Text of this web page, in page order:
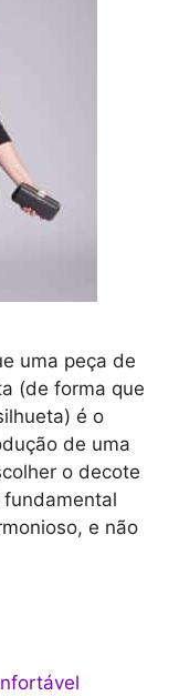
uma peça de
(de forma que
é o
de uma
o decote
e não